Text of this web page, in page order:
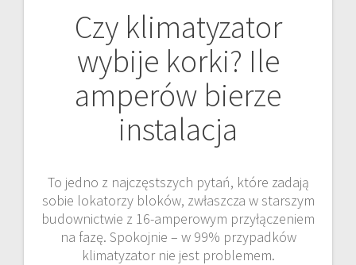
Czy klimatyzator
wybije korki? Ile
amperów bierze
instalacja
To jedno z najczęstszych pytań, które zadają
sobie lokatorzy bloków, zwłaszcza w starszym
budownictwie z 16-amperowym przyłączeniem
na fazę. Spokojnie – w 99% przypadków
klimatyzator nie jest problemem.